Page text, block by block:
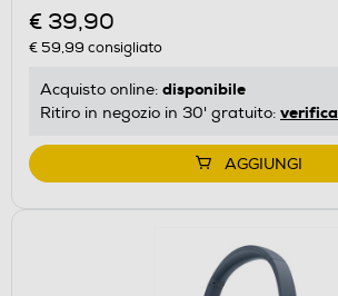
€ 39,90
€ 59,99 consigliato
Acquisto online: disponibile
Ritiro in negozio in 30' gratuito: verifica
AGGIUNGI